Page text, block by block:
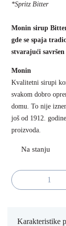
*Spritz Bitter
Monin sirup
gde se spaja
stvarajući
Monin
Kvalitetni sirupi
svakom dobro
domu. To nije
još od 1912.
proizvoda.
Monin Sirup
Karakteristike